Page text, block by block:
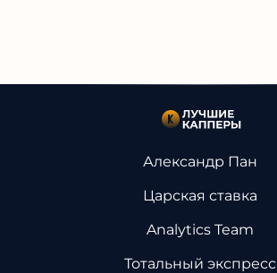
Александр Пан
Царская ставка
Analytics Team
Тотальный экспресс